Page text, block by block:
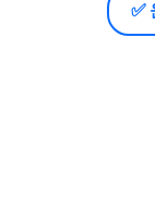
✅